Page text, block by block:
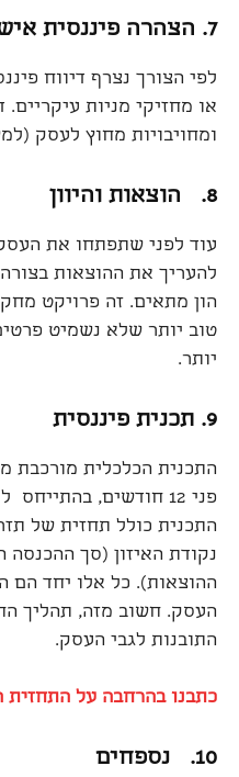
7. הצהרה פיננסית
לפי הצורך נצרף דיווח
או מחזיקי מניות
ומחויבויות מחוץ לעסק
8. הוצאות והיוון
עוד לפני שתפתחו את
להעריך את ההוצאות
הון מתאים. זה פרויקט
טוב יותר שלא נשמיט
יותר.
9. תכנית פיננסית
התכנית הכלכלית מורכבת
התכנית כולל תחזית של
נקודת האיזון (סך
ההוצאות). כל אלו יחד הם
העסק. חשוב מזה, תהליך
התובנות לגבי העסק.
כתבנו בהרחבה על התחזית
10. נספחים